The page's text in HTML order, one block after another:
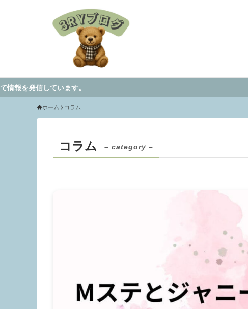
ています。
ホーム コラム
コラム – category –